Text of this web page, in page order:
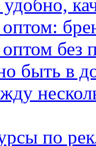
без
быть в
по